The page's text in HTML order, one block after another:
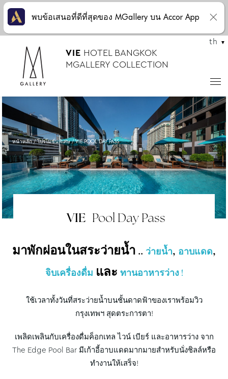
VIE HOTEL BANGKOK
MGALLERY COLLECTION
th
หน้าหลัก โปรโมชั่นพิเศษ VIE POOL DAY PASS
VIE Pool Day Pass
มาพักผ่อนในสระว่ายน้ำ .. ว่ายน้ำ, อาบแดด,
จิบเครื่องดื่ม และ ทานอาหารว่าง !
ใช้เวลาทั้งวันที่สระว่ายน้ำบนชั้นดาดฟ้าของเราพร้อมวิว
กรุงเทพฯ สุดตระการตา!
เพลิดเพลินกับเครื่องดื่มค็อกเทล ไวน์ เบียร์ และอาหารว่าง จาก
The Edge Pool Bar มีเก้าอี้อาบแดดมากมายสำหรับนั่งชิลล์หรือ
ทำงานให้เสร็จ!
พบข้อเสนอที่ดีที่สุดของ MGallery บน Accor App